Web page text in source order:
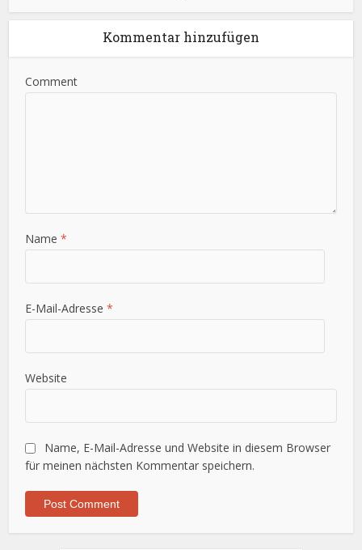
Kommentar hinzufügen
Comment
Name*
E-Mail-Adresse*
Website
Name, E-Mail-Adresse und Website in diesem Browser
für meinen nächsten Kommentar speichern.